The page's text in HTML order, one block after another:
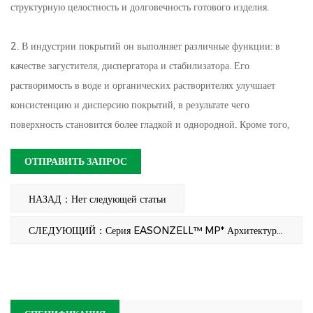
структурную целостность и долговечность готового изделия.
2. В индустрии покрытий он выполняет различные функции: в
качестве загустителя, диспергатора и стабилизатора. Его
растворимость в воде и органических растворителях улучшает
консистенцию и дисперсию покрытий, в результате чего
поверхность становится более гладкой и однородной. Кроме того,
загуститель, диспергатор и стабилизатор. Его растворимость в воде
и органических растворителях обеспечивает гладкость чернил и
ОТПРАВИТЬ ЗАПРОС
НАЗАД：Нет следующей статьи
СЛЕДУЮЩИЙ：Серия EASONZELL™ MP* Архитектурный класс